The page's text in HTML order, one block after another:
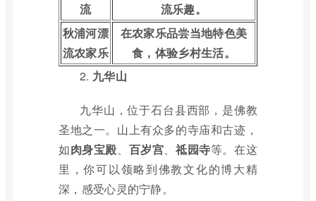
流
流乐趣。
秋浦河漂
流农家乐
在农家乐品尝当地特色美
食，体验乡村生活。
2. 九华山
九华山，位于石台县西部，是佛教
圣地之一。山上有众多的寺庙和古迹，
如肉身宝殿、 百岁宫、祗园寺等。在这
里，你可以领略到佛教文化的博大精
深，感受心灵的宁静。